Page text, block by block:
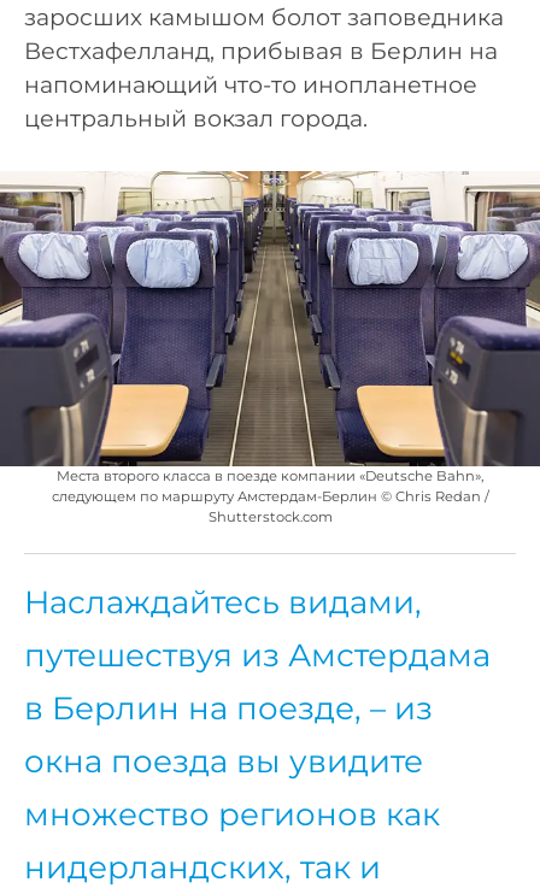
заросших камышом болот заповедника
Вестхафелланд, прибывая в Берлин на
напоминающий что-то инопланетное
центральный вокзал города.
Места второго класса в поезде компании «Deutsche Bahn»,
следующем по маршруту Амстердам-Берлин © Chris Redan /
Shutterstock.com
Наслаждайтесь видами,
путешествуя из Амстердама
в Берлин на поезде, – из
окна поезда вы увидите
множество регионов как
нидерландских, так и